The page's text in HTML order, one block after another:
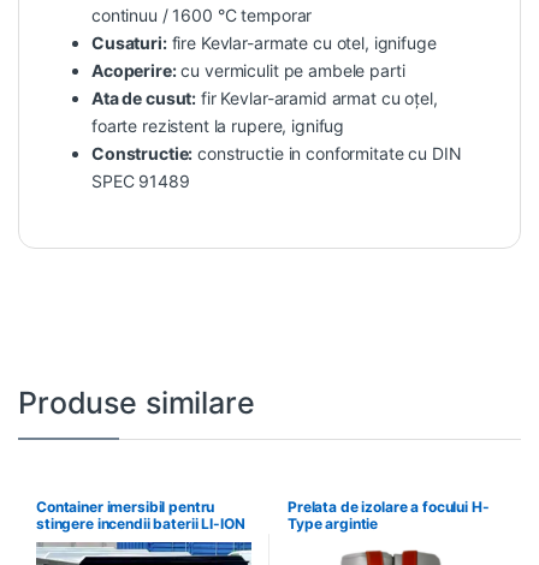
continuu / 1600 °C temporar
Cusaturi:fire Kevlar-armate cu otel, ignifuge
Acoperire:cu vermiculit pe ambele parti
Ata de cusut: fir Kevlar-aramid armat cu oțel,
foarte rezistent la rupere, ignifug
Constructie: constructie in conformitate cu DIN
SPEC 91489
Produse similare
Container imersibil pentru
stingere incendii baterii LI-ION
și autovehicule BEV
Prelata de izolare a focului H-
Type argintie